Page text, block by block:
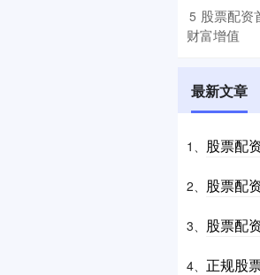
5 股票配资
财富增值
最新文章
1、 股票配
2、 股票配
3、 股票配
4、 正规股